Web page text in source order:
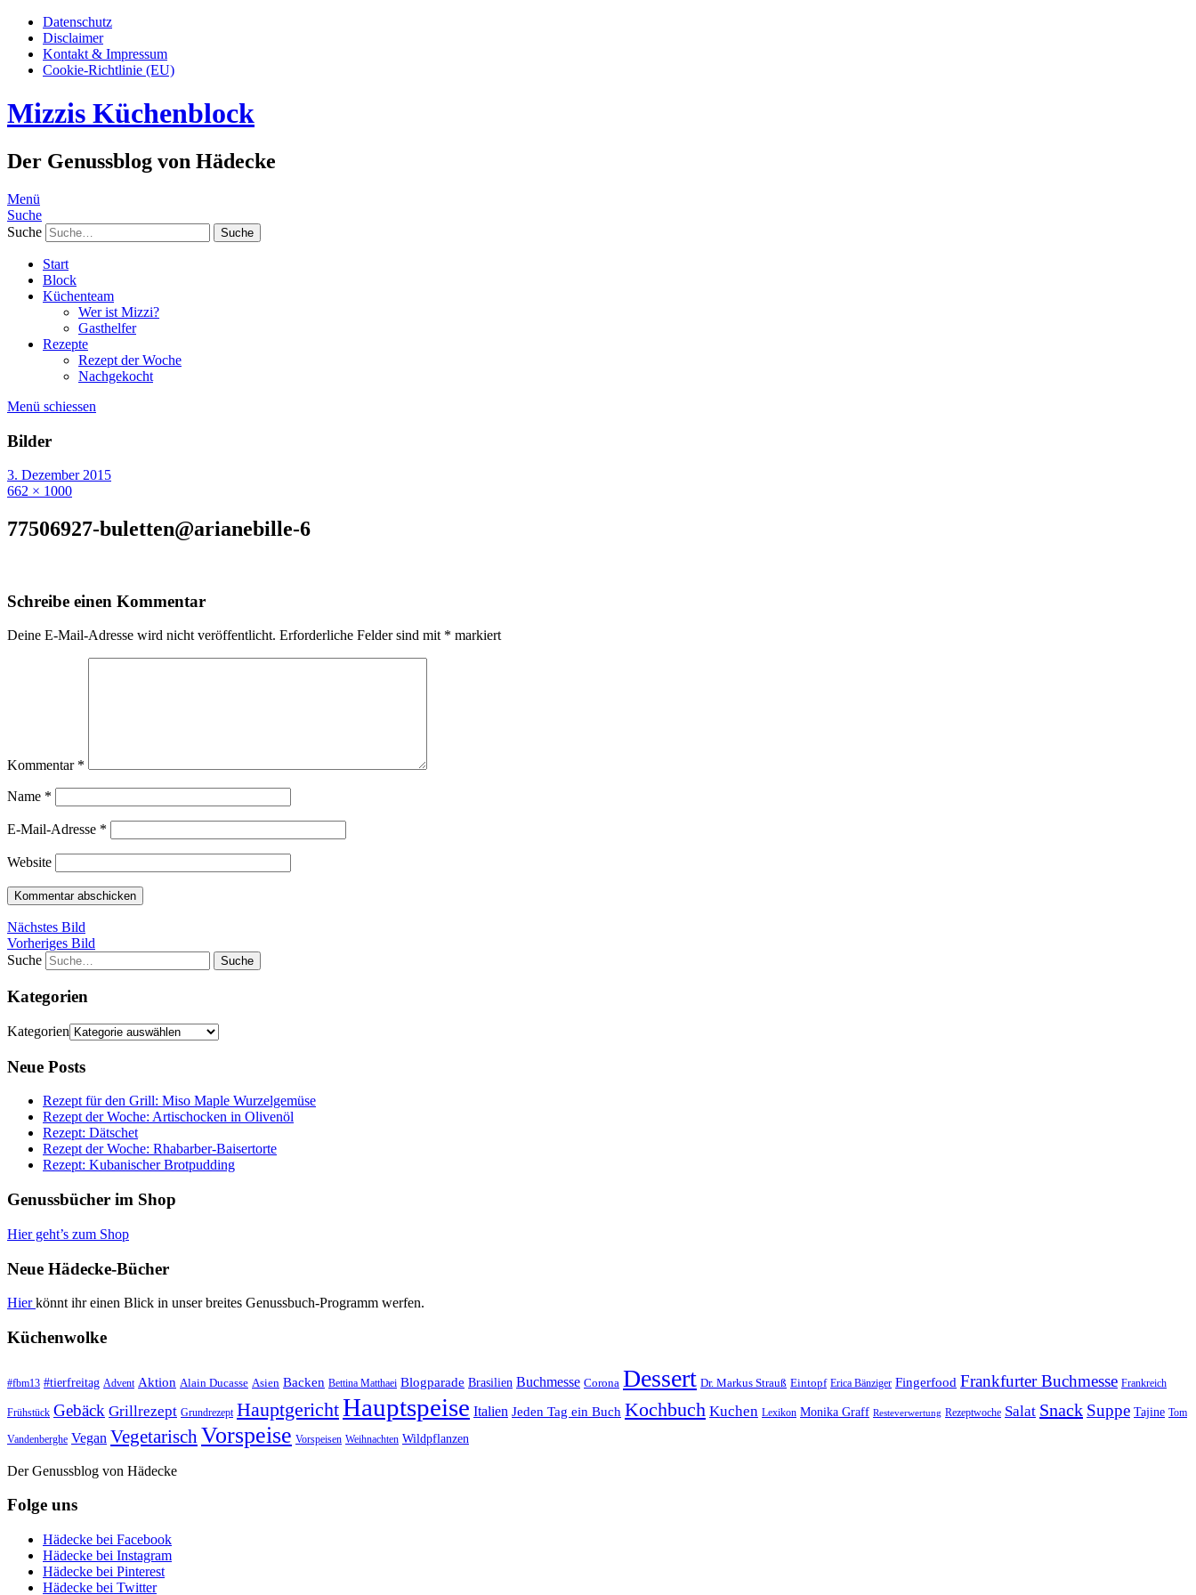
Datenschutz
Disclaimer
Kontakt & Impressum
Cookie-Richtlinie (EU)
Mizzis Küchenblock
Der Genussblog von Hädecke
Menü
Suche
Suche
Start
Block
Küchenteam
Wer ist Mizzi?
Gasthelfer
Rezepte
Rezept der Woche
Nachgekocht
Menü schiessen
Bilder
3. Dezember 2015
662 × 1000
77506927-buletten@arianebille-6
Schreibe einen Kommentar
Deine E-Mail-Adresse wird nicht veröffentlicht. Erforderliche Felder sind mit * markiert
Kommentar *
Name *
E-Mail-Adresse *
Website
Nächstes Bild
Vorheriges Bild
Suche
Kategorien
Kategorien
Neue Posts
Rezept für den Grill: Miso Maple Wurzelgemüse
Rezept der Woche: Artischocken in Olivenöl
Rezept: Dätschet
Rezept der Woche: Rhabarber-Baisertorte
Rezept: Kubanischer Brotpudding
Genussbücher im Shop
Hier geht’s zum Shop
Neue Hädecke-Bücher
Hierkönnt ihr einen Blick in unser breites Genussbuch-Programm werfen.
Küchenwolke
#fbm13 #tierfreitag Advent Aktion Alain Ducasse Asien Backen Bettina Matthaei Blogparade Brasilien Buchmesse Corona Dessert Dr. Markus Strauß Eintopf Erica Bänziger Fingerfood Frankfurter Buchmesse Frankreich
Frühstück Gebäck Grillrezept Grundrezept HauptgerichtHauptspeise Italien Jeden Tag ein Buch Kochbuch Kuchen Lexikon Monika Graff Resteverwertung Rezeptwoche Salat Snack Suppe Tajine Tom
Vandenberghe Vegan Vegetarisch Vorspeise Vorspeisen Weihnachten Wildpflanzen
Der Genussblog von Hädecke
Folge uns
Hädecke bei Facebook
Hädecke bei Instagram
Hädecke bei Pinterest
Hädecke bei Twitter